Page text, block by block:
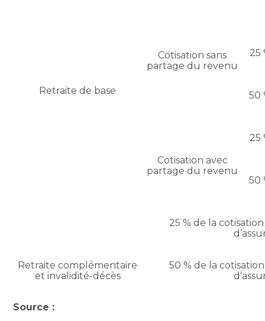
Retraite de base
Cotisation sans
partage du revenu
25
50
Cotisation avec
partage du revenu
25
50
Retraite complémentaire
et invalidité-décès
25 % de la
50 % de la
Source :